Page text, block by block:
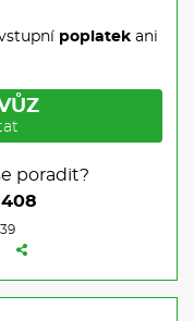
poplatekani
poradit?
408